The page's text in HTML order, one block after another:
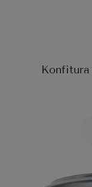
Konfitura